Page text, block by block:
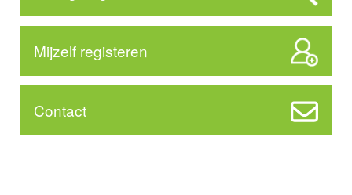
Mijzelf registeren
Contact